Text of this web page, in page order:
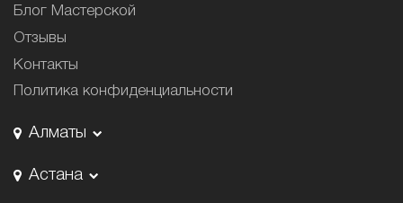
Блог Мастерской
Отзывы
Контакты
Политика конфиденциальности
Алматы
Астана